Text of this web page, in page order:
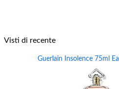
Visti di recente
Guerlain Insolence 75ml